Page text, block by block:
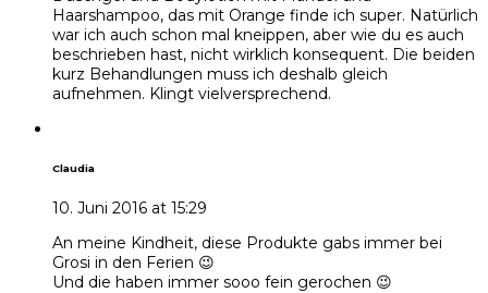
Haarshampoo, das mit Orange finde ich super. Natürlich
war ich auch schon mal kneippen, aber wie du es auch
beschrieben hast, nicht wirklich konsequent. Die beiden
kurz Behandlungen muss ich deshalb gleich
aufnehmen. Klingt vielversprechend.
Claudia
10. Juni 2016 at 15:29
An meine Kindheit, diese Produkte gabs immer bei
Grosi in den Ferien 😉
Und die haben immer sooo fein gerochen 😉